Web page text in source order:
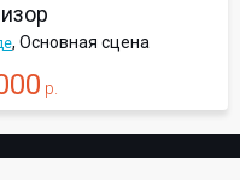
, Основная сцена
р.